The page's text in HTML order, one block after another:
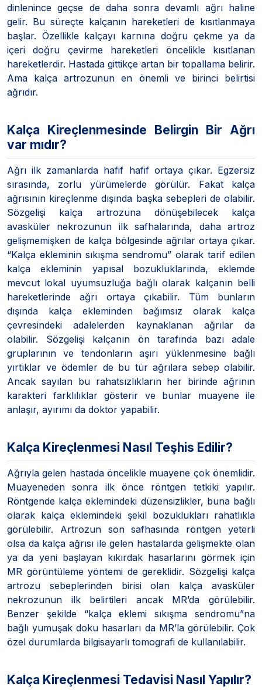
dinlenince geçse de daha sonra devamlı ağrı haline
gelir. Bu süreçte kalçanın hareketleri de kısıtlanmaya
başlar. Özellikle kalçayı karnına doğru çekme ya da
içeri doğru çevirme hareketleri öncelikle kısıtlanan
hareketlerdir. Hastada gittikçe artan bir topallama belirir.
Ama kalça artrozunun en önemli ve birinci belirtisi
ağrıdır.
Kalça Kireçlenmesinde Belirgin Bir Ağrı
var mıdır?
Ağrı ilk zamanlarda hafif hafif ortaya çıkar. Egzersiz
sırasında, zorlu yürümelerde görülür. Fakat kalça
ağrısının kireçlenme dışında başka sebepleri de olabilir.
Sözgelişi kalça artrozuna dönüşebilecek kalça
avasküler nekrozunun ilk safhalarında, daha artroz
gelişmemişken de kalça bölgesinde ağrılar ortaya çıkar.
“Kalça ekleminin sıkışma sendromu” olarak tarif edilen
kalça ekleminin yapısal bozukluklarında, eklemde
mevcut lokal uyumsuzluğa bağlı olarak kalçanın belli
hareketlerinde ağrı ortaya çıkabilir. Tüm bunların
dışında kalça ekleminden bağımsız olarak kalça
çevresindeki adalelerden kaynaklanan ağrılar da
olabilir. Sözgelişi kalçanın ön tarafında bazı adale
gruplarının ve tendonların aşırı yüklenmesine bağlı
yırtıklar ve ödemler de bu tür ağrılara sebep olabilir.
Ancak sayılan bu rahatsızlıkların her birinde ağrının
karakteri farklılıklar gösterir ve bunlar muayene ile
anlaşır, ayırımı da doktor yapabilir.
Kalça Kireçlenmesi Nasıl Teşhis Edilir?
Ağrıyla gelen hastada öncelikle muayene çok önemlidir.
Muayeneden sonra ilk önce röntgen tetkiki yapılır.
Röntgende kalça eklemindeki düzensizlikler, buna bağlı
olarak kalça eklemindeki şekil bozuklukları rahatlıkla
görülebilir. Artrozun son safhasında röntgen yeterli
olsa da kalça ağrısı ile gelen hastalarda gelişmekte olan
ya da yeni başlayan kıkırdak hasarlarını görmek için
MR görüntüleme yöntemi de gereklidir. Sözgelişi kalça
artrozu sebeplerinden birisi olan kalça avasküler
nekrozunun ilk belirtileri ancak MR’da görülebilir.
Benzer şekilde “kalça eklemi sıkışma sendromu”na
bağlı yumuşak doku hasarları da MR’la görülebilir. Çok
özel durumlarda bilgisayarlı tomografi de kullanılabilir.
Kalça Kireçlenmesi Tedavisi Nasıl Yapılır?